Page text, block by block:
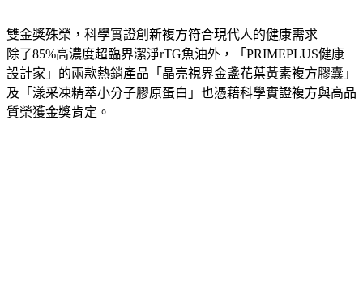
雙金獎殊榮，科學實證創新複方符合現代人的健康需求
除了85%高濃度超臨界潔淨rTG魚油外，「PRIMEPLUS健康
設計家」的兩款熱銷產品「晶亮視界金盞花葉黃素複方膠囊」
及「漾采凍精萃小分子膠原蛋白」也憑藉科學實證複方與高品
質榮獲金獎肯定。